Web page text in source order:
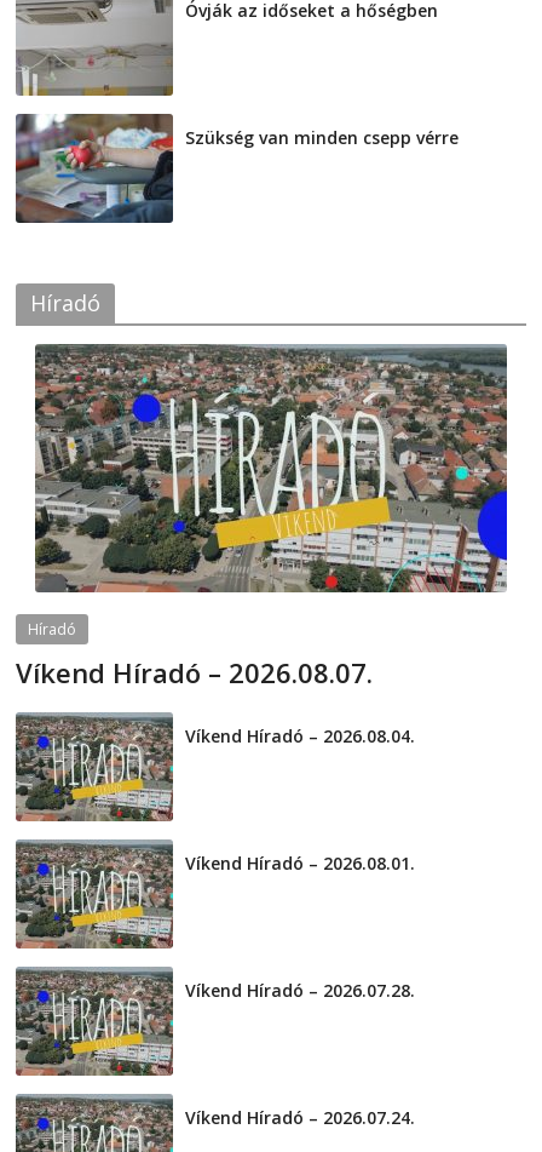
Óvják az időseket a hőségben
Szükség van minden csepp vérre
Híradó
Híradó
Víkend Híradó – 2026.08.07.
Víkend Híradó – 2026.08.04.
Víkend Híradó – 2026.08.01.
Víkend Híradó – 2026.07.28.
Víkend Híradó – 2026.07.24.